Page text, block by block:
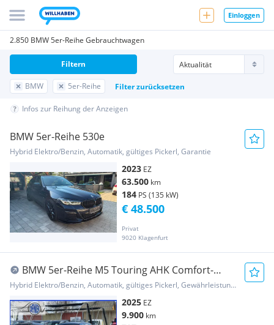
Einloggen
2.850 BMW 5er-Reihe Gebrauchtwagen
BMW 5er-Reihe Filter zurücksetzen
Filtern
Infos zur Reihung der Anzeigen
BMW 5er-Reihe 530e
Hybrid Elektro/Benzin, Automatik, gültiges Pickerl, Garantie
2023 EZ
63.500 km
184 PS (135 kW)
Privat
9020 Klagenfurt
€ 48.500
BMW 5er-Reihe M5 Touring AHK Comfort-
Paket *Marina Bay Blue*L...
Hybrid Elektro/Benzin, Automatik, gültiges Pickerl, Gewährleistung, Garantie
2025 EZ
9.900 km